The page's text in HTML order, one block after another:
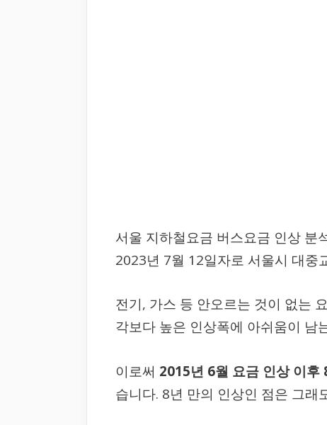
서울 지하철요금 버스요금 인상 분
2023년 7월 12일자로 서울시 대중
전기, 가스 등 안오르는 것이 없는
각보다 높은 인상폭에 아쉬움이 남
이로써 2015년 6월 요금 인상 이후
습니다. 8년 만의 인상인 점은 그래